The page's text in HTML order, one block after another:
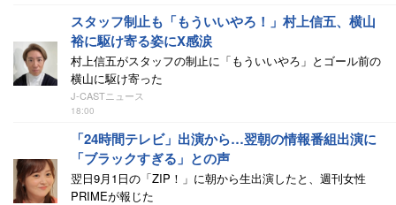
スタッフ制止も「もういいやろ！」村上信五、横山
裕に駆け寄る姿にX感涙
村上信五がスタッフの制止に「もういいやろ」とゴール前の
横山に駆け寄った
J-CASTニュース
18:00
「24時間テレビ」出演から…翌朝の情報番組出演に
「ブラックすぎる」との声
翌日9月1日の「ZIP！」に朝から生出演したと、週刊女性
PRIMEが報じた